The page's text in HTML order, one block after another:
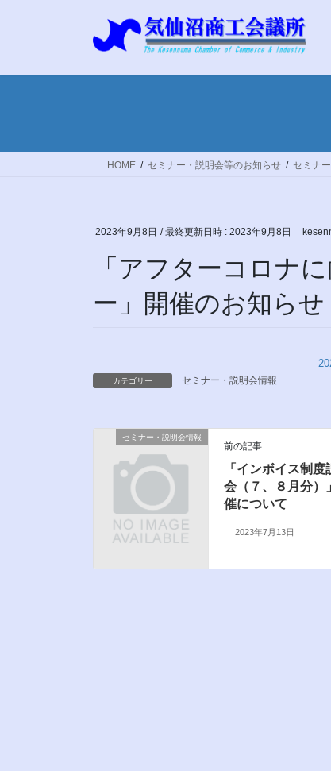
HOME セミナー・説明会等のお知らせ セミナ
2023年9月8日 / 最終更新日時 : 2023年9月8日
「アフターコロナ
ー」開催のお知らせ
カテゴリー セミナー・説明会情報
セミナー・説明会情報
前の記事
「インボイス制度
会（７、８月分）
催について
2023年7月13日